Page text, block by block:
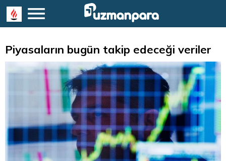
Piyasaların bugün takip edeceği veriler